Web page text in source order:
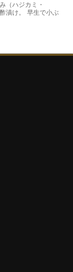
（ハジカミ・
漬け。 早生で小ぶ